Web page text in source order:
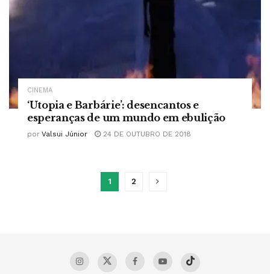
CINEMA
‘Utopia e Barbárie’: desencantos e
esperanças de um mundo em ebulição
por Valsui Júnior 24 DE OUTUBRO DE 2018
1 2